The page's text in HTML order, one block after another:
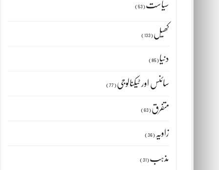
سیاست (53)
کھیل (133)
دنیا (85)
سائنس اور ٹیکنالوجی (77)
متفرق (63)
زاویہ (36)
مذہب (31)